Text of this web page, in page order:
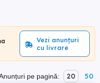
Vezi anunțuri
cu livrare
pe pagină: 20 50